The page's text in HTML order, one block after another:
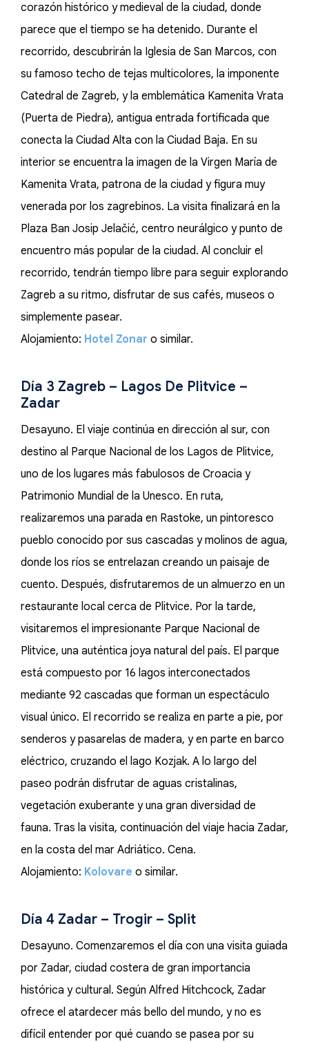
corazón histórico y medieval de la ciudad, donde
parece que el tiempo se ha detenido. Durante el
recorrido, descubrirán la Iglesia de San Marcos, con
su famoso techo de tejas multicolores, la imponente
Catedral de Zagreb, y la emblemática Kamenita Vrata
(Puerta de Piedra), antigua entrada fortificada que
conecta la Ciudad Alta con la Ciudad Baja. En su
interior se encuentra la imagen de la Virgen María de
Kamenita Vrata, patrona de la ciudad y figura muy
venerada por los zagrebinos. La visita finalizará en la
Plaza Ban Josip Jelačić, centro neurálgico y punto de
encuentro más popular de la ciudad. Al concluir el
recorrido, tendrán tiempo libre para seguir explorando
Zagreb a su ritmo, disfrutar de sus cafés, museos o
simplemente pasear.
Alojamiento: Hotel Zonar o similar.
Día 3 Zagreb – Lagos De Plitvice –
Zadar
Desayuno. El viaje continúa en dirección al sur, con
destino al Parque Nacional de los Lagos de Plitvice,
uno de los lugares más fabulosos de Croacia y
Patrimonio Mundial de la Unesco. En ruta,
realizaremos una parada en Rastoke, un pintoresco
pueblo conocido por sus cascadas y molinos de agua,
donde los ríos se entrelazan creando un paisaje de
cuento. Después, disfrutaremos de un almuerzo en un
restaurante local cerca de Plitvice. Por la tarde,
visitaremos el impresionante Parque Nacional de
Plitvice, una auténtica joya natural del país. El parque
está compuesto por 16 lagos interconectados
mediante 92 cascadas que forman un espectáculo
visual único. El recorrido se realiza en parte a pie, por
senderos y pasarelas de madera, y en parte en barco
eléctrico, cruzando el lago Kozjak. A lo largo del
paseo podrán disfrutar de aguas cristalinas,
vegetación exuberante y una gran diversidad de
fauna. Tras la visita, continuación del viaje hacia Zadar,
en la costa del mar Adriático. Cena.
Alojamiento: Kolovare o similar.
Día 4 Zadar – Trogir – Split
Desayuno. Comenzaremos el día con una visita guiada
por Zadar, ciudad costera de gran importancia
histórica y cultural. Según Alfred Hitchcock, Zadar
ofrece el atardecer más bello del mundo, y no es
difícil entender por qué cuando se pasea por su